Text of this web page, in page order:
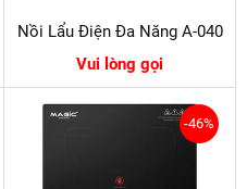
Nồi Lẩu Điện Đa Năng A-040
Vui lòng gọi
-46%